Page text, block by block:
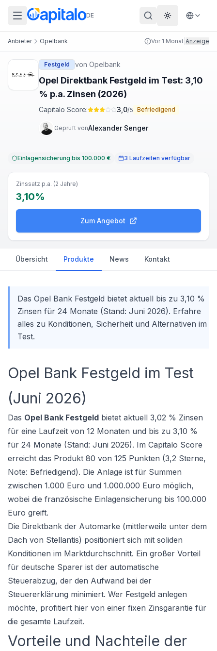
DE Theme
Anbieter Opelbank Vor 1 Monat Anzeige
Festgeld von Opelbank
Opel Direktbank Festgeld im Test: 3,10
% p.a. Zinsen (2026)
Capitalo Score: 3,0/5 Befriedigend
Geprüft vonAlexander Senger
Einlagensicherung bis 100.000 € 3 Laufzeiten verfügbar
Zinssatz p.a. (2 Jahre)
3,10%
Zum Angebot
Übersicht Produkte News Kontakt
Das Opel Bank Festgeld bietet aktuell bis zu 3,10 %
Zinsen für 24 Monate (Stand: Juni 2026). Erfahre
alles zu Konditionen, Sicherheit und Alternativen im
Test.
Opel Bank Festgeld im Test
(Juni 2026)
Das Opel Bank Festgeld bietet aktuell 3,02 % Zinsen
für eine Laufzeit von 12 Monaten und bis zu 3,10 %
für 24 Monate (Stand: Juni 2026). Im Capitalo Score
erreicht das Produkt 80 von 125 Punkten (3,2 Sterne,
Note: Befriedigend). Die Anlage ist für Summen
zwischen 1.000 Euro und 1.000.000 Euro möglich,
wobei die französische Einlagensicherung bis 100.000
Euro greift.
Die Direktbank der Automarke (mittlerweile unter dem
Dach von Stellantis) positioniert sich mit soliden
Konditionen im Marktdurchschnitt. Ein großer Vorteil
für deutsche Sparer ist der automatische
Steuerabzug, der den Aufwand bei der
Steuererklärung minimiert. Wer Festgeld anlegen
möchte, profitiert hier von einer fixen Zinsgarantie für
die gesamte Laufzeit.
Vorteile und Nachteile der